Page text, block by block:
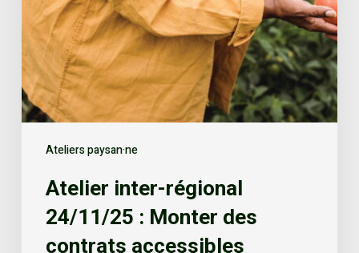
Ateliers paysan·ne
Atelier inter-régional
24/11/25 : Monter des
contrats accessibles